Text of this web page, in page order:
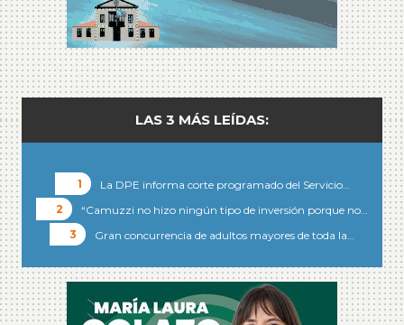
LAS 3 MÁS LEÍDAS:
La DPE informa corte programado del Servicio…
“Camuzzi no hizo ningún tipo de inversión porque no…
Gran concurrencia de adultos mayores de toda la…